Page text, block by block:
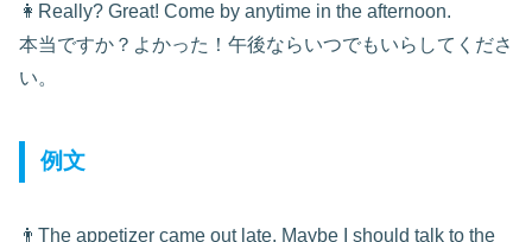
👩Really? Great! Come by anytime in the afternoon.
本当ですか？よかった！午後ならいつでもいらしてくださ
い。
例文
👨The appetizer came out late. Maybe I should talk to the